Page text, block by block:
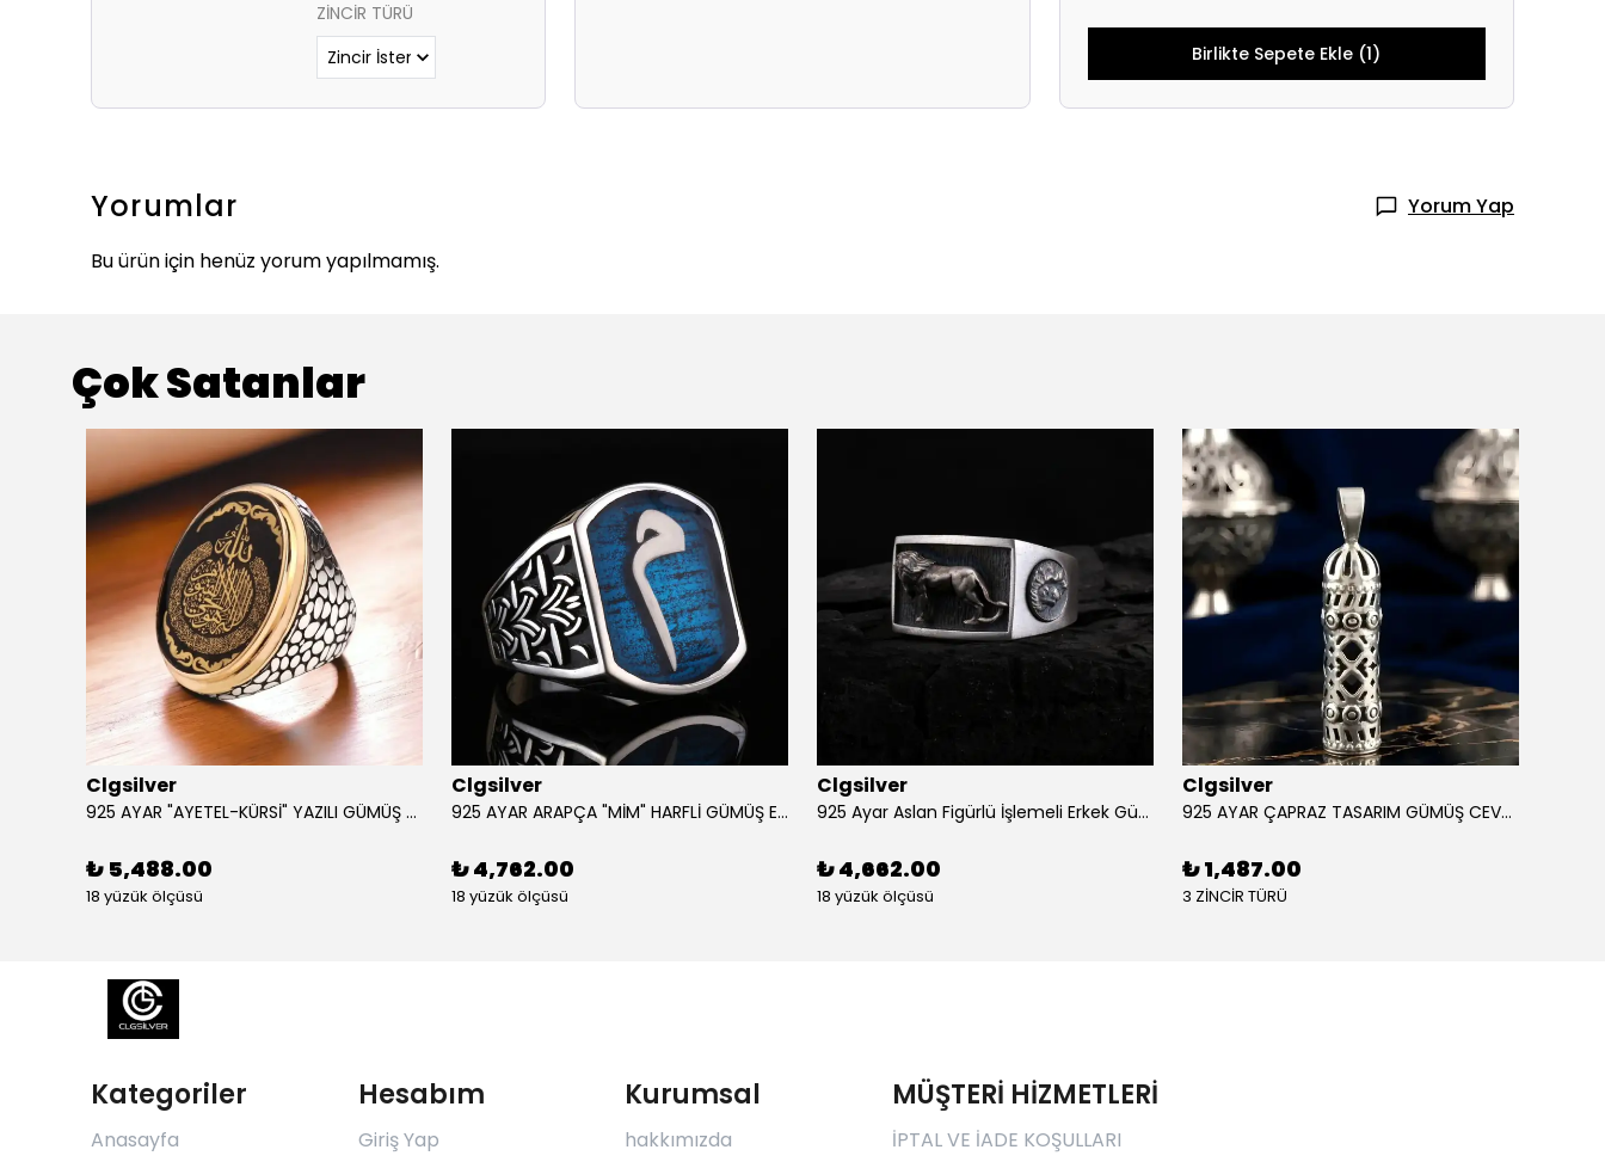
ZİNCİR TÜRÜ
Birlikte Sepete Ekle (1)
Yorumlar
Yorum Yap
Bu ürün için henüz yorum yapılmamış.
Çok Satanlar
Clgsilver
925 AYAR "AYETEL-KÜRSİ" YAZILI GÜMÜŞ ERKEK YÜZÜK
₺ 5,488.00
18 yüzük ölçüsü
Clgsilver
925 AYAR ARAPÇA "MİM" HARFLİ GÜMÜŞ ERKEK YÜZÜK
₺ 4,762.00
18 yüzük ölçüsü
Clgsilver
925 Ayar Aslan Figürlü İşlemeli Erkek Gümüş Yüzük
₺ 4,662.00
18 yüzük ölçüsü
Clgsilver
925 AYAR ÇAPRAZ TASARIM GÜMÜŞ CEVŞEN
₺ 1,487.00
3 ZİNCİR TÜRÜ
Kategoriler
Anasayfa
Hesabım
Giriş Yap
Kurumsal
hakkımızda
MÜŞTERİ HİZMETLERİ
İPTAL VE İADE KOŞULLARI